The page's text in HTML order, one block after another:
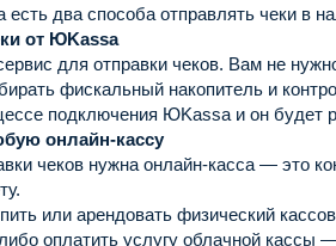
два способа отправлять чеки в
от ЮKassa
для отправки чеков. Вам не
фискальный накопитель и
подключения ЮKassa и он будет
онлайн-кассу
чеков нужна онлайн-касса — это
или арендовать физический
оплатить услугу облачной кассы